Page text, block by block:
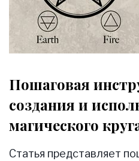
Пошаговая
создания и
магического
Статья представляет